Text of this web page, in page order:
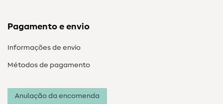
Pagamento e envio
Informações de envio
Métodos de pagamento
Anulação da encomenda